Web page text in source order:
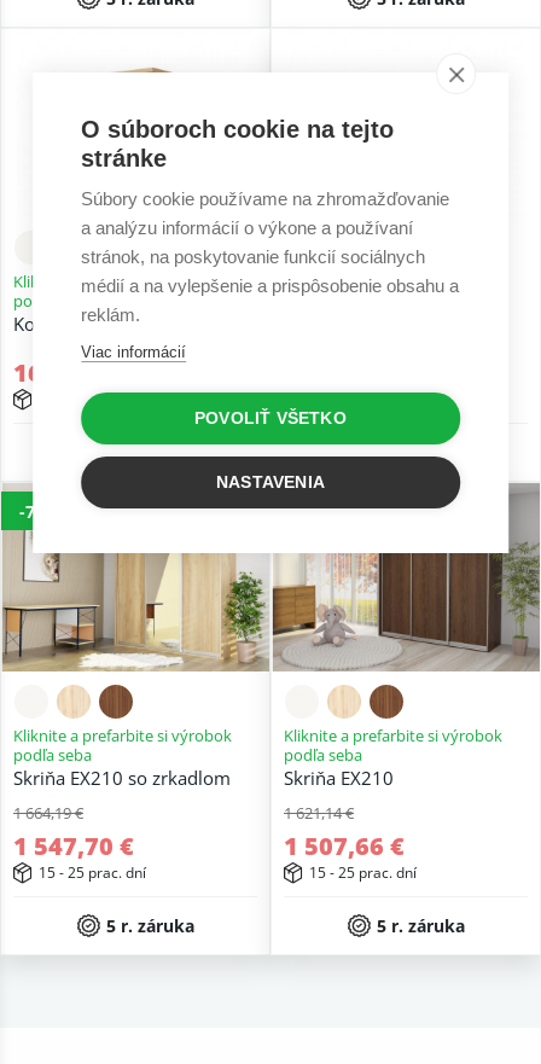
Kliknite a prefarbite si výrobok
podľa seba
Kontajner EX2-600
163,59 €
15 - 25 prac. dní
5 r. záruka
Kliknite a prefarbite si výrobok
podľa seba
15 - 25 prac. dní
5 r. záruka
-7%
Kliknite a prefarbite si výrobok
podľa seba
Skriňa EX210 so zrkadlom
1 664,19 €
1 547,70 €
15 - 25 prac. dní
5 r. záruka
-7%
Kliknite a prefarbite si výrobok
podľa seba
Skriňa EX210
1 621,14 €
1 507,66 €
15 - 25 prac. dní
5 r. záruka
O súboroch cookie na tejto
stránke
Súbory cookie používame na zhromažďovanie
a analýzu informácií o výkone a používaní
stránok, na poskytovanie funkcií sociálnych
médií a na vylepšenie a prispôsobenie obsahu a
reklám.
Viac informácií
POVOLIŤ VŠETKO
NASTAVENIA